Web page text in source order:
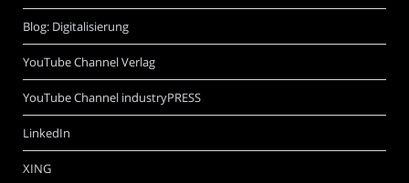
Blog: Digitalisierung
YouTube Channel Verlag
YouTube Channel industryPRESS
LinkedIn
XING